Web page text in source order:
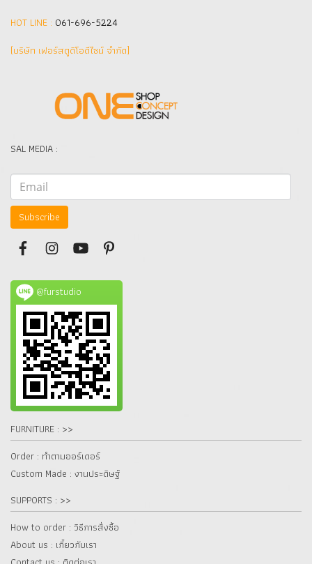
HOT LINE : 061-696-5224
(บริษัท เฟอร์สตูดิโอดีไซน์ จำกัด]
SAL MEDIA :
Subscribe
@furstudio
FURNITURE : >>
Order : ทำตามออร์เดอร์
Custom Made : งานประดิษฐ์
SUPPORTS : >>
How to order : วิธีการสั่งซื้อ
About us : เกี๋ยวกับเรา